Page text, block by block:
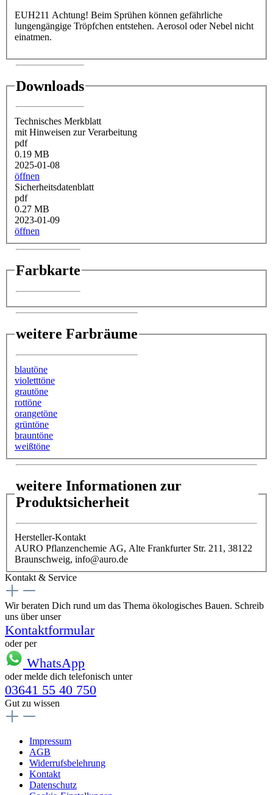
EUH211 Achtung! Beim Sprühen können gefährliche
lungengängige Tröpfchen entstehen. Aerosol oder Nebel nicht
einatmen.
Downloads
Technisches Merkblatt
mit Hinweisen zur Verarbeitung
pdf
0.19 MB
2025-01-08
öffnen
Sicherheitsdatenblatt
pdf
0.27 MB
2023-01-09
öffnen
Farbkarte
weitere Farbräume
blautöne
violetttöne
grautöne
rottöne
orangetöne
grüntöne
brauntöne
weißtöne
weitere Informationen zur
Produktsicherheit
Hersteller-Kontakt
AURO Pflanzenchemie AG, Alte Frankfurter Str. 211, 38122
Braunschweig, info@auro.de
Kontakt & Service
Wir beraten Dich rund um das Thema ökologisches Bauen. Schreib
uns über unser
Kontaktformular
oder per
WhatsApp
oder melde dich telefonisch unter
03641 55 40 750
Gut zu wissen
Impressum
AGB
Widerrufsbelehrung
Kontakt
Datenschutz